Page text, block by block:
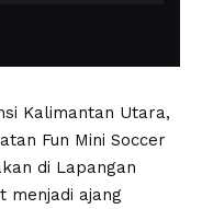
Kalimantan Utara,
Fun Mini Soccer
di Lapangan
menjadi ajang